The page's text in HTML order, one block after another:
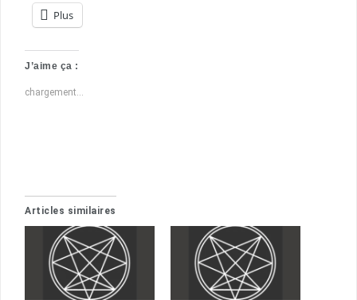
Plus
J’aime ça :
chargement…
Articles similaires